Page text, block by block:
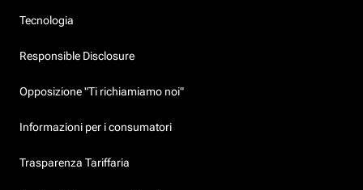
Tecnologia
Responsible Disclosure
Opposizione "Ti richiamiamo noi"
Informazioni per i consumatori
Trasparenza Tariffaria